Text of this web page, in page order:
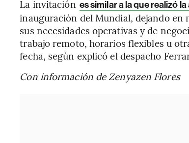
La invitación es similar a la que realizó
inauguración del Mundial, dejando en
sus necesidades operativas y de
trabajo remoto, horarios flexibles u
fecha, según explicó el despacho
Con información de Zenyazen Flores